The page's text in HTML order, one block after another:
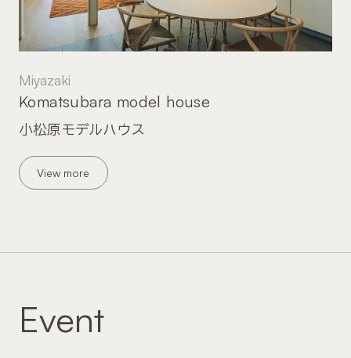
Miyazaki
小松原モデルハウス
Komatsubara model house
View more
Event